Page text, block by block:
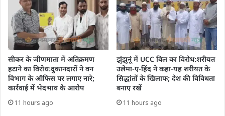
सीकर के जीणमाता में अतिक्रमण
हटाने का विरोध:दुकानदारों ने वन
विभाग के ऑफिस पर लगाए नारे;
कार्रवाई में भेदभाव के आरोप
11 hours ago
झुंझुनूं में UCC बिल का विरोध:शरीयत
उलेमा-ए-हिंद ने कहा-यह शरीयत के
सिद्धांतों के खिलाफ; देश की विविधता
बनाए रखें
11 hours ago